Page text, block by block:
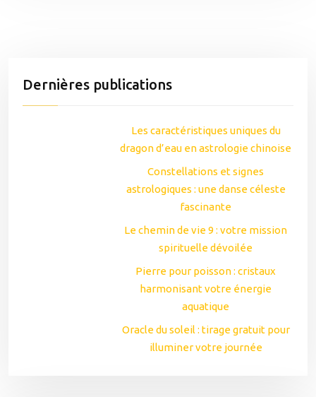
Dernières publications
Les caractéristiques uniques du
dragon d’eau en astrologie chinoise
Constellations et signes
astrologiques : une danse céleste
fascinante
Le chemin de vie 9 : votre mission
spirituelle dévoilée
Pierre pour poisson : cristaux
harmonisant votre énergie
aquatique
Oracle du soleil : tirage gratuit pour
illuminer votre journée